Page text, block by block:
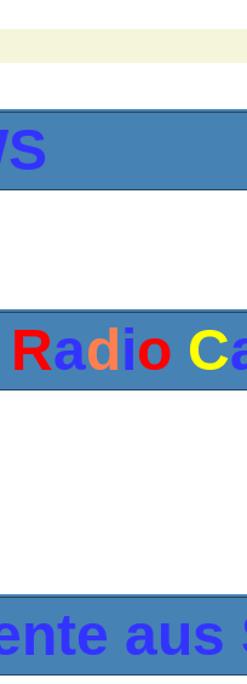
Rad io C
aus